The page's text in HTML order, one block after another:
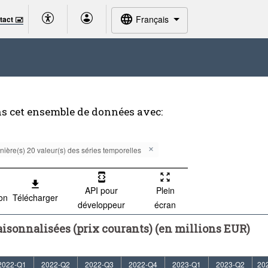
🖃 Français
cet ensemble de données avec:
20 valeur(s) des séries temporelles
Télécharger
API pour
développeur
Plein
écran
(prix courants) (en millions EUR)
Q1 2022-Q2 2022-Q3 2022-Q4 2023-Q1 2023-Q2